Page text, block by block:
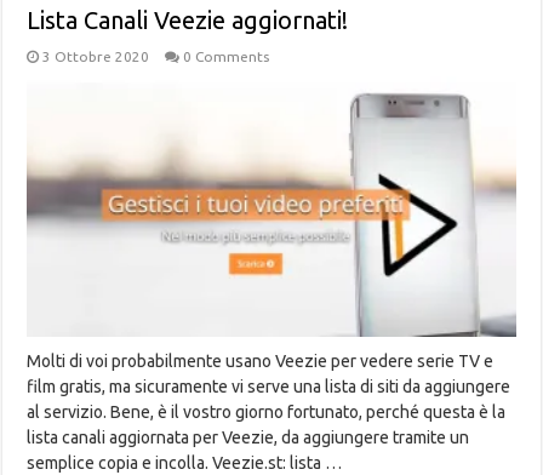
Lista Canali Veezie aggiornati!
3 Ottobre 2020 0 Comments
Molti di voi probabilmente usano Veezie per vedere serie TV e
film gratis, ma sicuramente vi serve una lista di siti da aggiungere
al servizio. Bene, è il vostro giorno fortunato, perché questa è la
lista canali aggiornata per Veezie, da aggiungere tramite un
semplice copia e incolla. Veezie.st: lista …